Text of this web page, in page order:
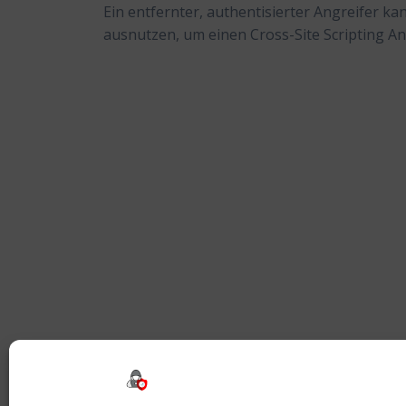
Ein entfernter, authentisierter Angreifer
ausnutzen, um einen Cross-Site Scripting